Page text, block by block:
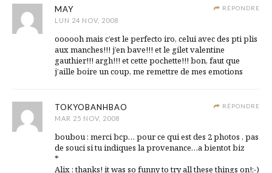
RÉPONDRE
MAY
LUN 24 NOV, 2008
oooooh mais c’est le perfecto iro, celui avec des pti plis
aux manches!!! j’en bave!!! et le gilet valentine
gauthier!!! argh!!! et cette pochette!!! bon, faut que
j’aille boire un coup, me remettre de mes emotions
RÉPONDRE
TOKYOBANHBAO
MAR 25 NOV, 2008
boubou : merci bcp… pour ce qui est des 2 photos , pas
de souci si tu indiques la provenance…a bientot biz
*
Alix : thanks! it was so funny to try all these things on!;-)